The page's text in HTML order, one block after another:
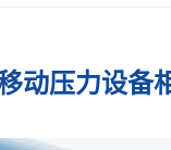
动压力设备